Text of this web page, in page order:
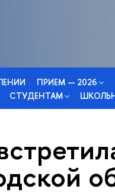
ПРИЕМ — 2026
СТУДЕНТАМ